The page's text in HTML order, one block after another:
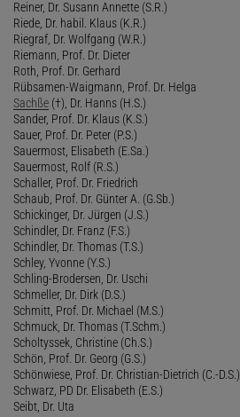
Reiner, Dr. Susann Annette (S.R.)
Riede, Dr. habil. Klaus (K.R.)
Riegraf, Dr. Wolfgang (W.R.)
Riemann, Prof. Dr. Dieter
Roth, Prof. Dr. Gerhard
Rübsamen-Waigmann, Prof. Dr. Helga
Sachße (†), Dr. Hanns (H.S.)
Sander, Prof. Dr. Klaus (K.S.)
Sauer, Prof. Dr. Peter (P.S.)
Sauermost, Elisabeth (E.Sa.)
Sauermost, Rolf (R.S.)
Schaller, Prof. Dr. Friedrich
Schaub, Prof. Dr. Günter A. (G.Sb.)
Schickinger, Dr. Jürgen (J.S.)
Schindler, Dr. Franz (F.S.)
Schindler, Dr. Thomas (T.S.)
Schley, Yvonne (Y.S.)
Schling-Brodersen, Dr. Uschi
Schmeller, Dr. Dirk (D.S.)
Schmitt, Prof. Dr. Michael (M.S.)
Schmuck, Dr. Thomas (T.Schm.)
Scholtyssek, Christine (Ch.S.)
Schön, Prof. Dr. Georg (G.S.)
Schönwiese, Prof. Dr. Christian-Dietrich (C.-D.S.)
Schwarz, PD Dr. Elisabeth (E.S.)
Seibt, Dr. Uta